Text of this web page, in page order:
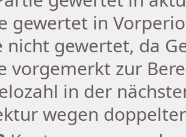
gewertet in
nicht gewertet, da
vorgemerkt zur
in der
wegen